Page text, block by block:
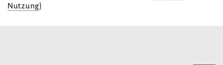
Nutzung)